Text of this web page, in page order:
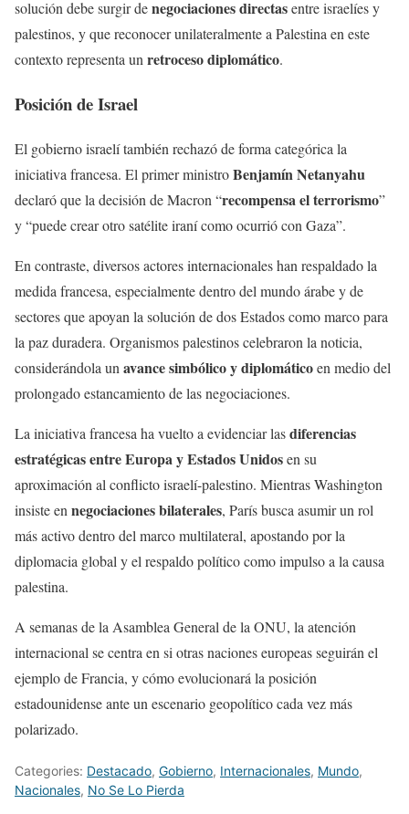
solución debe surgir denegociaciones directasentre israelíes y
palestinos, y que reconocer unilateralmente a Palestina en este
contexto representa unretroceso diplomático.
Posición de Israel
El gobierno israelí también rechazó de forma categórica la
iniciativa francesa. El primer ministroBenjamín Netanyahu
declaró que la decisión de Macron “recompensa el terrorismo”
y “puede crear otro satélite iraní como ocurrió con Gaza”.
En contraste, diversos actores internacionales han respaldado la
medida francesa, especialmente dentro del mundo árabe y de
sectores que apoyan la solución de dos Estados como marco para
la paz duradera. Organismos palestinos celebraron la noticia,
considerándola un avance simbólico y diplomáticoen medio del
prolongado estancamiento de las negociaciones.
La iniciativa francesa ha vuelto a evidenciar lasdiferencias
estratégicas entre Europa y Estados Unidosen su
aproximación al conflicto israelí-palestino. Mientras Washington
insiste en negociaciones bilaterales, París busca asumir un rol
más activo dentro del marco multilateral, apostando por la
diplomacia global y el respaldo político como impulso a la causa
palestina.
A semanas de la Asamblea General de la ONU, la atención
internacional se centra en si otras naciones europeas seguirán el
ejemplo de Francia, y cómo evolucionará la posición
estadounidense ante un escenario geopolítico cada vez más
polarizado.
Categories: Destacado, Gobierno, Internacionales, Mundo,
Nacionales, No Se Lo Pierda